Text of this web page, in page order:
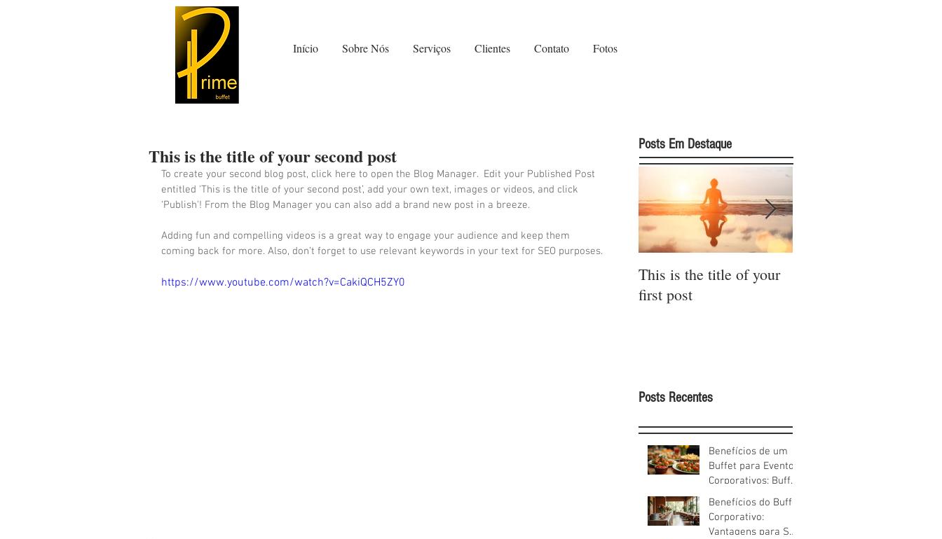
Início Sobre Nós Serviços Clientes Contato Fotos
This is the title of your second post
To create your second blog post, click here to open the Blog Manager.  Edit your Published Post
entitled 'This is the title of your second post’, add your own text, images or videos, and click
‘Publish'! From the Blog Manager you can also add a brand new post in a breeze.
Adding fun and compelling videos is a great way to engage your audience and keep them
coming back for more. Also, don’t forget to use relevant keywords in your text for SEO purposes.
https://www.youtube.com/watch?v=CakiQCH5ZY0
Posts Em Destaque
This is the title of your
first post
Posts Recentes
Benefícios de um
Buffet para Eventos
Corporativos: Buffet
Empresarial
Soluções
Benefícios do Buffet
Corporativo:
Vantagens para Seu